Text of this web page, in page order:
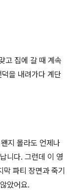
고 집에 갈 때 계속
을 내려가다 계단
지 몰라도 언제나
니다. 그런데 이 영
파티 장면과 죽기
았어요.